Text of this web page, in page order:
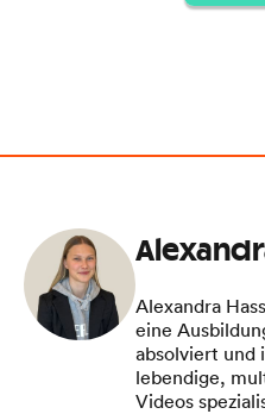
Alexandra
eine
absolviert und
lebendige,
Videos